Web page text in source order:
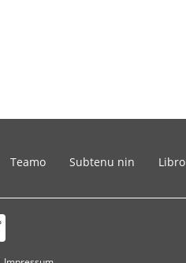
Teamo Subtenu nin Libro